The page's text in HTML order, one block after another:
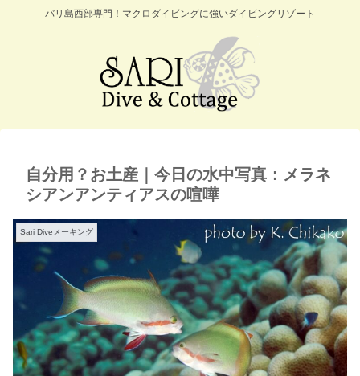
バリ島西部専門！マクロダイビングに強いダイビングリゾート
自分用？お土産｜今日の水中写真：メラネ
シアンアンティアスの喧嘩
Sari Diveメーキング